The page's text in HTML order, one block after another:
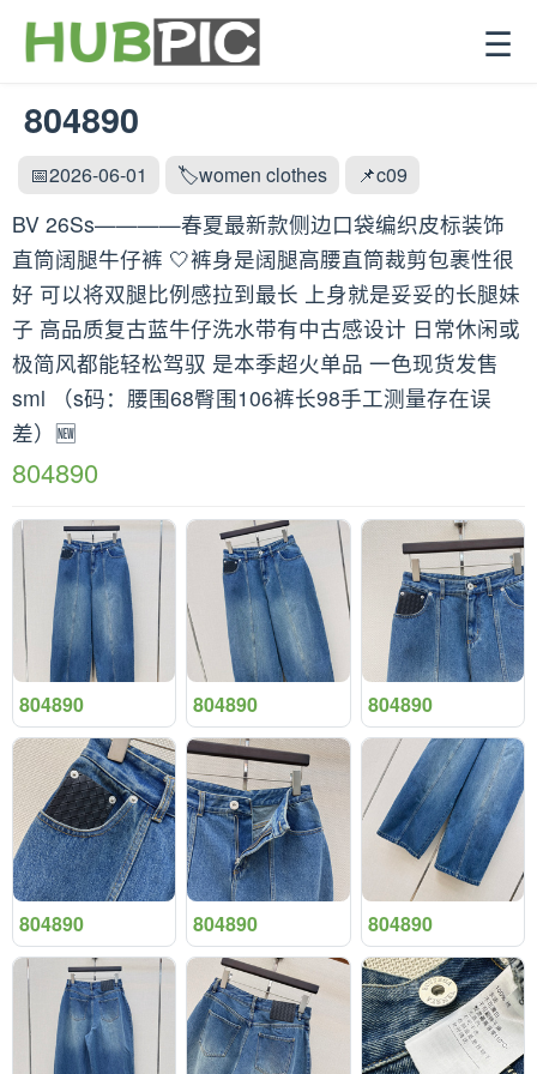
☰
804890
📅2026-06-01 🏷️women clothes 📌c09
BV 26Ss————春夏最新款侧边口袋编织皮标装饰
直筒阔腿牛仔裤 🤍裤身是阔腿高腰直筒裁剪包裹性很
好 可以将双腿比例感拉到最长 上身就是妥妥的长腿妹
子 高品质复古蓝牛仔洗水带有中古感设计 日常休闲或
极简风都能轻松驾驭 是本季超火单品 一色现货发售
sml （s码：腰围68臀围106裤长98手工测量存在误
差）🆕
804890
804890 804890 804890
804890 804890 804890